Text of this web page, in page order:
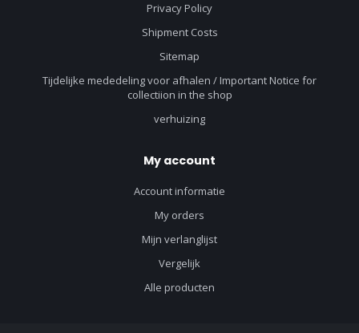
Privacy Policy
Shipment Costs
Sitemap
Tijdelijke mededeling voor afhalen / Important Notice for
collectiion in the shop
verhuizing
My account
Account informatie
My orders
Mijn verlanglijst
Vergelijk
Alle producten